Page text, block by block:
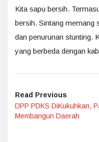
Kita sapu bersih.
bersih. Sintang memang
dan penurunan stunting.
yang berbeda dengan
Read Previous
DPP PDKS DiKukuhkan,
Membangun Daerah